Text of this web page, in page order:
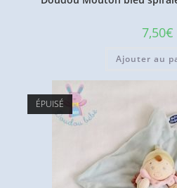
7,50€
Ajouter au
ÉPUISÉ